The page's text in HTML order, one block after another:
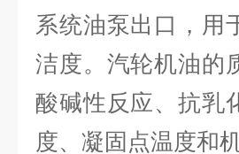
系统油泵出口，用
洁度。汽轮机油的
酸碱性反应、抗乳
度、凝固点温度和